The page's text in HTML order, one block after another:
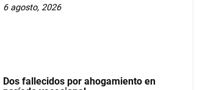
6 agosto, 2026
Dos fallecidos por ahogamiento en